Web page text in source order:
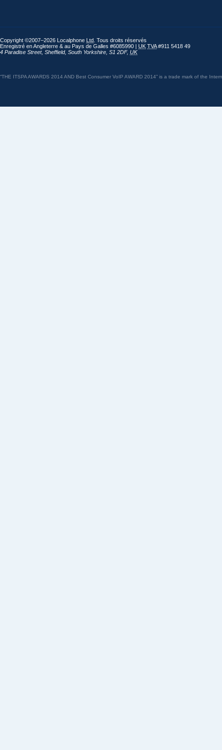
Copyright ©2007–2026 Localphone Ltd . Tous droits réservés
Enregistré en Angleterre & au Pays de Galles #6085990 | UK TVA#911 5418 49
4 Paradise Street, Sheffield, South Yorkshire S1 2DF, UK
“THE ITSPA AWARDS 2014 AND Best Consumer VoIP AWARD 2014” is a trade mark of the